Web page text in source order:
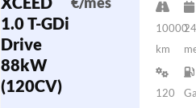
1.0 T-GDi
Drive
88kW
(120CV)
10000
km
24
120